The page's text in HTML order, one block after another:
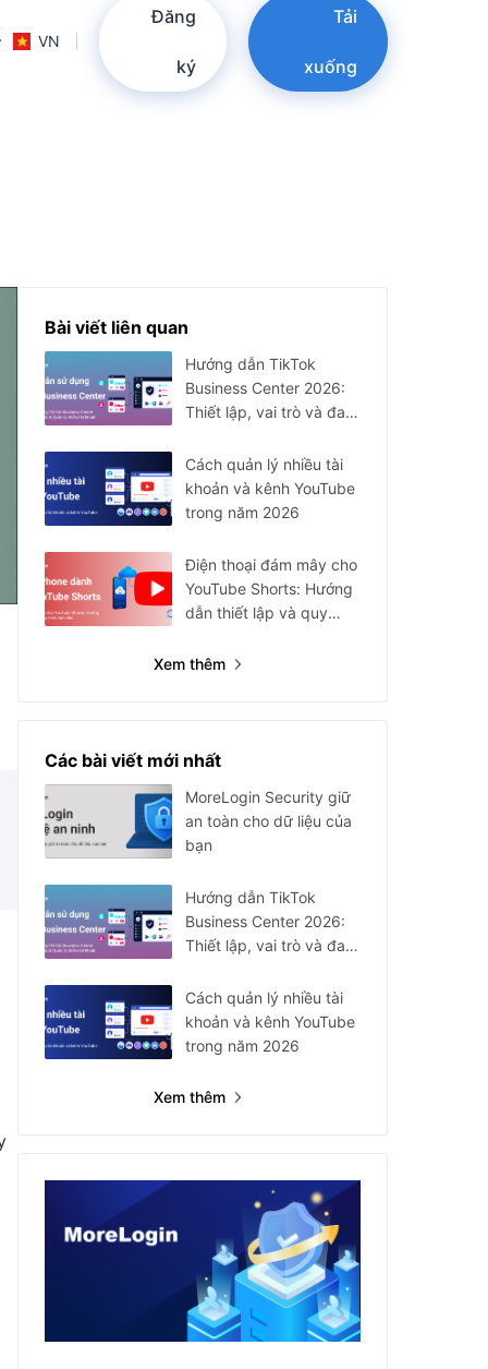
VN
Đăng
ký
Tải
xuống
Bài viết liên quan
Hướng dẫn TikTok
Business Center 2026:
Thiết lập, vai trò và đa
Cách quản lý nhiều tài
khoản và kênh YouTube
trong năm 2026
Điện thoại đám mây cho
YouTube Shorts: Hướng
dẫn thiết lập và quy
Xem thêm
Các bài viết mới nhất
MoreLogin Security giữ
an toàn cho dữ liệu của
bạn
Hướng dẫn TikTok
Business Center 2026:
Thiết lập, vai trò và đa
Cách quản lý nhiều tài
khoản và kênh YouTube
trong năm 2026
Xem thêm